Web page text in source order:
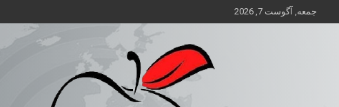
محتوا
جمعه, آگوست 7, 2026